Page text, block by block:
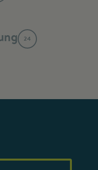
24